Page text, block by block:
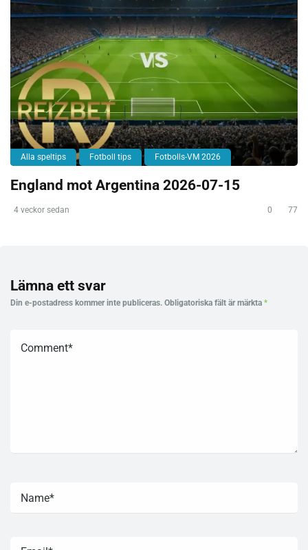
Alla speltips Fotboll tips Fotbolls-VM 2026
England mot Argentina 2026-07-15
4 veckor sedan 0 77
Lämna ett svar
Din e-postadress kommer inte publiceras. Obligatoriska fält är märkta *